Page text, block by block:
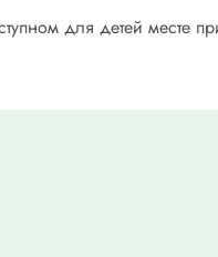
для детей месте